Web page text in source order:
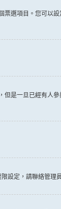
選項目。您可以
是一旦已經有人
設定，請聯絡管理